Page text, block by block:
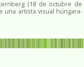
(18 de octubre de
una artista visual húngara-